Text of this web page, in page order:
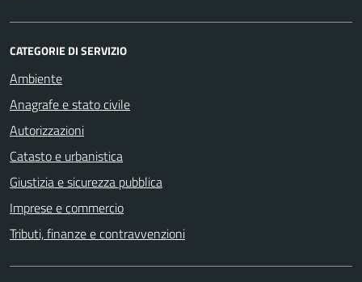
CATEGORIE DI SERVIZIO
Ambiente
Anagrafe e stato civile
Autorizzazioni
Catasto e urbanistica
Giustizia e sicurezza pubblica
Imprese e commercio
Tributi, finanze e contravvenzioni